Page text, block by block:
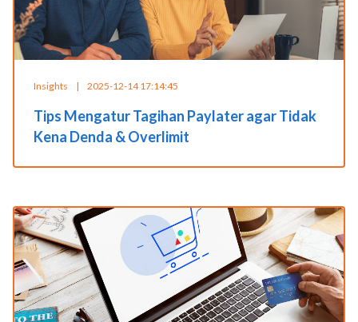
Insights | 2025-12-14 17:14:45
Tips Mengatur Tagihan Paylater agar Tidak
Kena Denda & Overlimit